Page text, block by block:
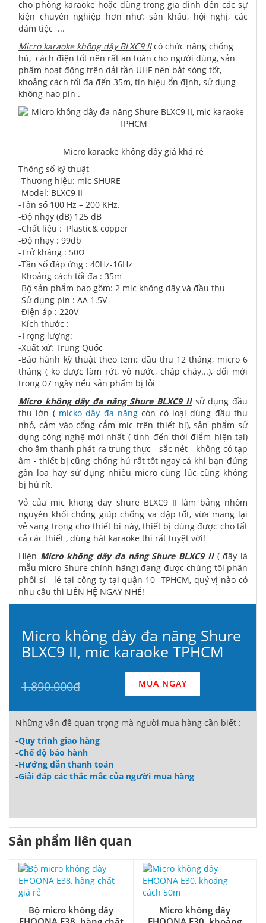
cho phòng karaoke hoặc dùng trong gia đình đến các sự
kiện chuyên nghiệp hơn như: sân khấu, hội nghị, các
đám tiệc ...
Micro karaoke không dây BLXC9 IIcó chức năng chống
hú, cách điện tốt nên rất an toàn cho người dùng, sản
phẩm hoạt động trên dải tần UHF nên bắt sóng tốt,
khoảng cách tối đa đến 35m, tín hiệu ổn định, sử dụng
không hao pin .
Micro karaoke không dây giá khá rẻ
Thông số kỹ thuật
-Thương hiệu: mic SHURE
-Model: BLXC9 II
-Tần số 100 Hz – 200 KHz.
-Độ nhạy (dB) 125 dB
-Chất liệu : Plastic& copper
-Độ nhạy : 99db
-Trở kháng : 50Ω
-Tần số đáp ứng : 40Hz-16Hz
-Khoảng cách tối đa : 35m
-Bộ sản phẩm bao gồm: 2 mic không dây và đầu thu
-Sử dụng pin : AA 1.5V
-Điện áp : 220V
-Kích thước :
-Trọng lượng:
-Xuất xứ: Trung Quốc
-Bảo hành kỹ thuật theo tem: đầu thu 12 tháng, micro 6
tháng ( ko được làm rớt, vô nước, chập cháy...), đổi mới
trong 07 ngày nếu sản phẩm bị lỗi
Micro không dây đa năng Shure BLXC9 IIsử dụng đầu
thu lớn ( micko dây đa năng còn có loại dùng đầu thu
nhỏ, cắm vào cổng cắm mic trên thiết bị), sản phẩm sử
dụng công nghệ mới nhất ( tính đến thời điểm hiện tại)
cho âm thanh phát ra trung thực - sắc nét - không có tạp
âm - thiết bị cũng chống hú rất tốt ngay cả khi bạn đứng
gần loa hay sử dụng nhiều micro cùng lúc cũng không
bị hú rít.
Vỏ của mic khong day shure BLXC9 II làm bằng nhôm
nguyên khối chống giúp chống va đập tốt, vừa mang lại
vẻ sang trọng cho thiết bi này, thiết bị dùng được cho tất
cả các thiết , dùng hát karaoke thì rất tuyệt vời!
Hiện Micro không dây đa năng Shure BLXC9 II( đây là
mẫu micro Shure chính hãng) đang được chúng tôi phân
phối sỉ - lẻ tại công ty tại quận 10 -TPHCM, quý vị nào có
nhu cầu thì LIÊN HỆ NGAY NHÉ!
Micro không dây đa năng Shure
BLXC9 II, mic karaoke TPHCM
1.890.000đ MUA NGAY
Những vấn đề quan trọng mà người mua hàng cần biết :
-Quy trình giao hàng
-Chế độ bảo hành
-Hướng dẫn thanh toán
-Giải đáp các thắc mắc của người mua hàng
Sản phẩm liên quan
Bộ micro không dây
Micro không dây